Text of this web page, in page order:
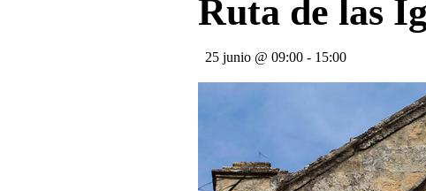
Ruta de las
25 junio @ 09:00 - 15:00